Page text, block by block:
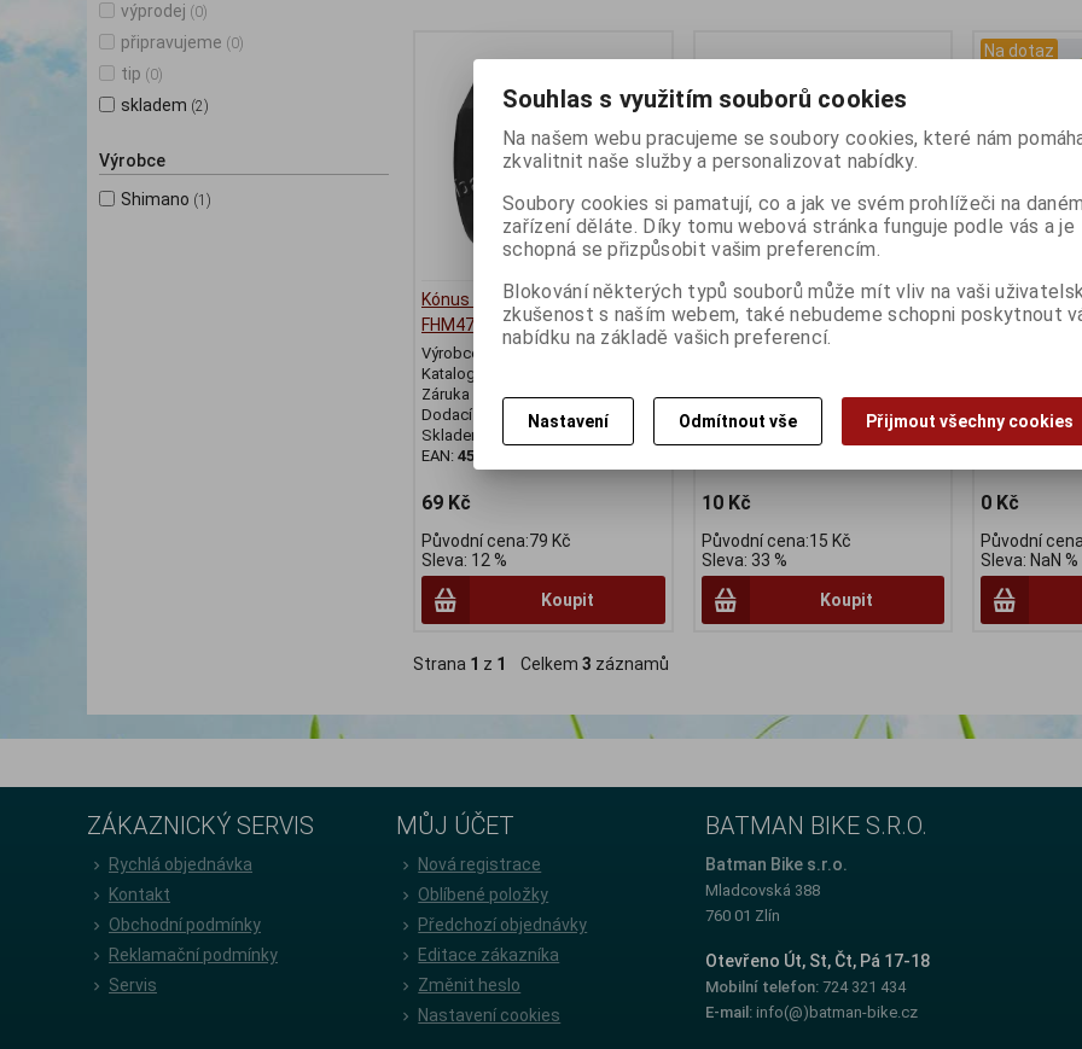
výprodej (0)
připravujeme (0)
tip (0)
skladem (2)
Výrobce
Shimano (1)
Kónus Shimano zadní pravý
FHM475
Výrobce:
Katalogové číslo:
Záruka (měsíců):24
Dodací lhůta (dnů) 1 -7
Skladem:
EAN: 4524667171577
69 Kč
Původní cena:79 Kč
Sleva: 12 %
Koupit
Kónus na zadní pevnou osu 9,5
mm, černý
Katalogové číslo:
Dodací lhůta (dnů) 1 -7
Skladem:6 ks
10 Kč
Původní cena:15 Kč
Sleva: 33 %
Koupit
Na dotaz
Dotaz na
Katalogové
Dotaz na
0 Kč
Původní
Sleva: NaN %
Strana 1 z 1 Celkem 3 záznamů
ZÁKAZNICKÝ SERVIS
Rychlá objednávka
Kontakt
Obchodní podmínky
Reklamační podmínky
Servis
MŮJ ÚČET
Nová registrace
Oblíbené položky
Předchozí objednávky
Editace zákazníka
Změnit heslo
Nastavení cookies
BATMAN BIKE S.R.O.
Batman Bike s.r.o.
Mladcovská 388
760 01 Zlín
Otevřeno Út, St, Čt, Pá 17-18
Mobilní telefon:724 321 434
E-mail: info(@)batman-bike.cz
Souhlas s využitím souborů cookies
Na našem webu pracujeme se soubory cookies, které nám
zkvalitnit naše služby a personalizovat nabídky.
Soubory cookies si pamatují, co a jak ve svém prohlížeči na daném
zařízení děláte. Díky tomu webová stránka funguje podle vás a je
schopná se přizpůsobit vašim preferencím.
Blokování některých typů souborů může mít vliv na vaši
zkušenost s naším webem, také nebudeme schopni poskytnout
nabídku na základě vašich preferencí.
Nastavení Odmítnout vše Přijmout všechny cookies